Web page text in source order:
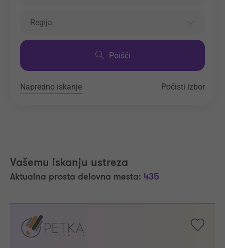
Regija
Poišči
Napredno iskanje Počisti izbor
Vašemu iskanju ustreza
Aktualna prosta delovna mesta: 435